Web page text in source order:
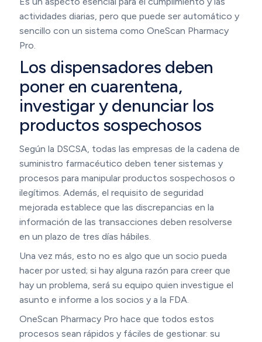
actividades diarias, pero que puede ser automático y
sencillo con un sistema como OneScan Pharmacy
Pro.
Los dispensadores deben
poner en cuarentena,
investigar y denunciar los
productos sospechosos
Según la DSCSA, todas las empresas de la cadena de
suministro farmacéutico deben tener sistemas y
procesos para manipular productos sospechosos o
ilegítimos. Además, el requisito de seguridad
mejorada establece que las discrepancias en la
información de las transacciones deben resolverse
en un plazo de tres días hábiles.
Una vez más, esto no es algo que un socio pueda
hacer por usted; si hay alguna razón para creer que
hay un problema, será su equipo quien investigue el
asunto e informe a los socios y a la FDA.
OneScan Pharmacy Pro hace que todos estos
procesos sean rápidos y fáciles de gestionar: su